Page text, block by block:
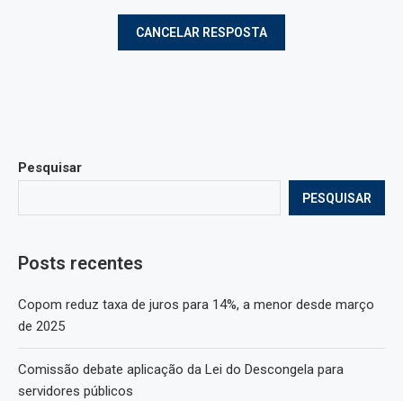
Pesquisar
PESQUISAR
Posts recentes
Copom reduz taxa de juros para 14%, a menor desde março
de 2025
Comissão debate aplicação da Lei do Descongela para
servidores públicos